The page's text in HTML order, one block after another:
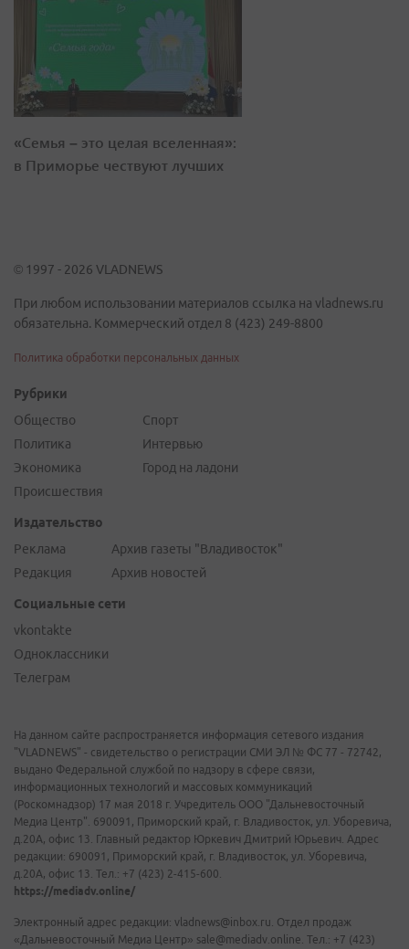
«Семья – это целая вселенная»:
в Приморье чествуют лучших
© 1997 - 2026 VLADNEWS
При любом использовании материалов ссылка на vladnews.ru
обязательна. Коммерческий отдел 8 (423) 249-8800
Политика обработки персональных данных
Рубрики
Общество
Политика
Экономика
Происшествия
Спорт
Интервью
Город на ладони
Издательство
Реклама
Редакция
Архив газеты "Владивосток"
Архив новостей
Социальные сети
vkontakte
Одноклассники
Телеграм
На данном сайте распространяется информация сетевого издания
"VLADNEWS" - свидетельство о регистрации СМИ ЭЛ № ФС 77 - 72742,
выдано Федеральной службой по надзору в сфере связи,
информационных технологий и массовых коммуникаций
(Роскомнадзор) 17 мая 2018 г. Учредитель ООО "Дальневосточный
Медиа Центр". 690091, Приморский край, г. Владивосток, ул. Уборевича,
д.20А, офис 13. Главный редактор Юркевич Дмитрий Юрьевич. Адрес
редакции: 690091, Приморский край, г. Владивосток, ул. Уборевича,
д.20А, офис 13. Тел.: +7 (423) 2-415-600.
https://mediadv.online/
Электронный адрес редакции: vladnews@inbox.ru. Отдел продаж
«Дальневосточный Медиа Центр» sale@mediadv.online. Тел.: +7 (423)